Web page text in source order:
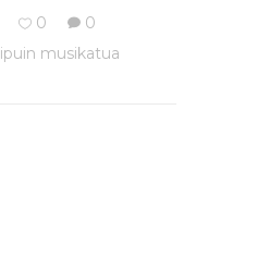
0
0
ipuin musikatua